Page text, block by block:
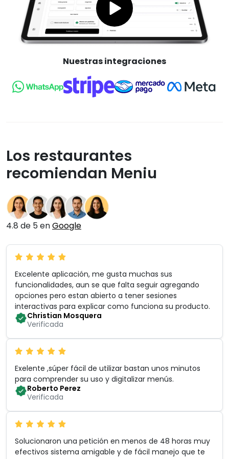
Nuestras integraciones
Los restaurantes
recomiendan Meniu
4.8 de 5 enGoogle
Excelente aplicación, me gusta muchas sus
funcionalidades, aun se que falta seguir agregando
opciones pero estan abierto a tener sesiones
interactivas para explicar como funciona su producto.
Christian Mosquera
Verificada
Exelente ,súper fácil de utilizar bastan unos minutos
para comprender su uso y digitalizar menús.
Roberto Perez
Verificada
Solucionaron una petición en menos de 48 horas muy
efectivos sistema amigable y de fácil manejo que te